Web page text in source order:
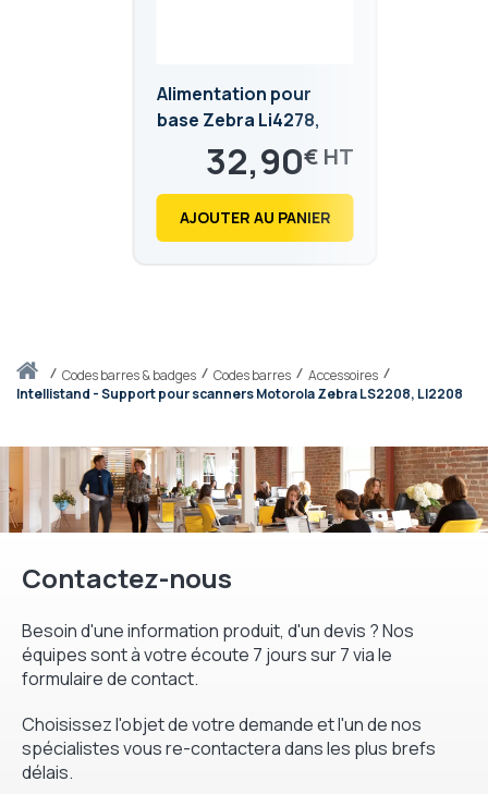
Accueilcodes barres & badges Codes barres
Accessoires
Intellistand - Support pour scanners Motorola Zebra LS2208, LI2208
Alimentation pour
base Zebra Li4278,
Li2208, LS2208,
LS420832,90€
39,48
AJOUTER AU PANIER
Contactez-nous
Besoin d'une information produit, d'un devis ? Nos
équipes sont à votre écoute 7 jours sur 7 via le
formulaire de contact.
Choisissez l'objet de votre demande et l'un de nos
spécialistes vous re-contactera dans les plus brefs
délais.